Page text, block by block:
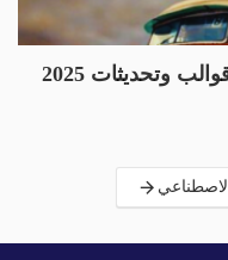
وتحديثات 2025